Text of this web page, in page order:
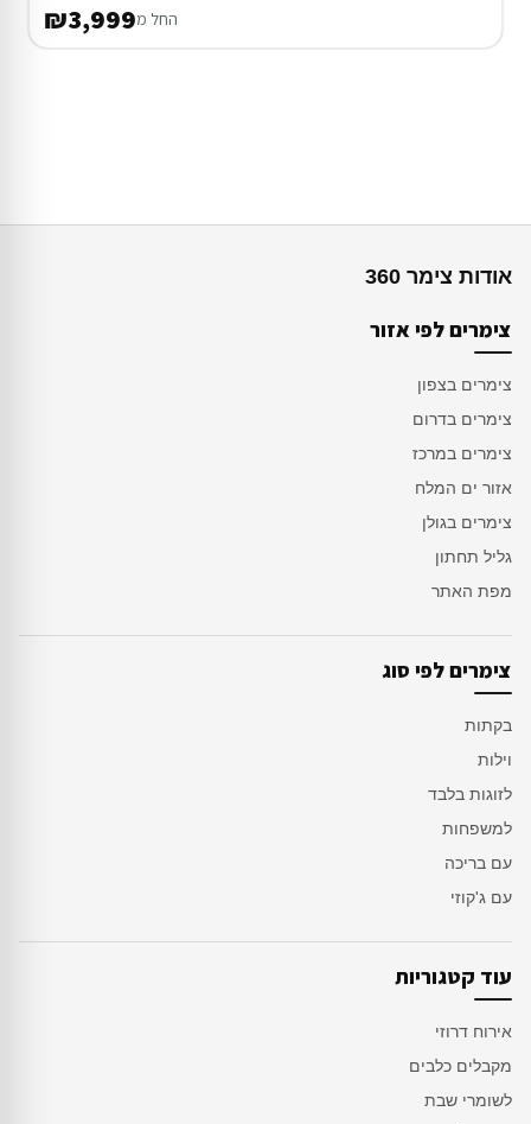
החל מ₪3,999
אודות צימר 360
צימרים לפי אזור
צימרים בצפון
צימרים בדרום
צימרים במרכז
אזור ים המלח
צימרים בגולן
גליל תחתון
מפת האתר
צימרים לפי סוג
בקתות
וילות
לזוגות בלבד
למשפחות
עם בריכה
עם ג'קוזי
עוד קטגוריות
אירוח דרוזי
מקבלים כלבים
לשומרי שבת